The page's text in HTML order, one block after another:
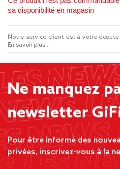
sa disponibilité en magasin
Notre service client est à votre écoute
En savoir plus...
Ne manquez
newsletter
Pour être informé des
privées, inscrivez-vous à la